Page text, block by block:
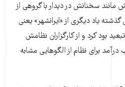
سخنانش در دیدار با گروهی از
روز ۱۰ بهمن سال گذشته یاد دیگری از «ایرانشهر» یعنی
بود کرد و از کارگزاران نظامش
برای نظام از الگوهایی مشابه